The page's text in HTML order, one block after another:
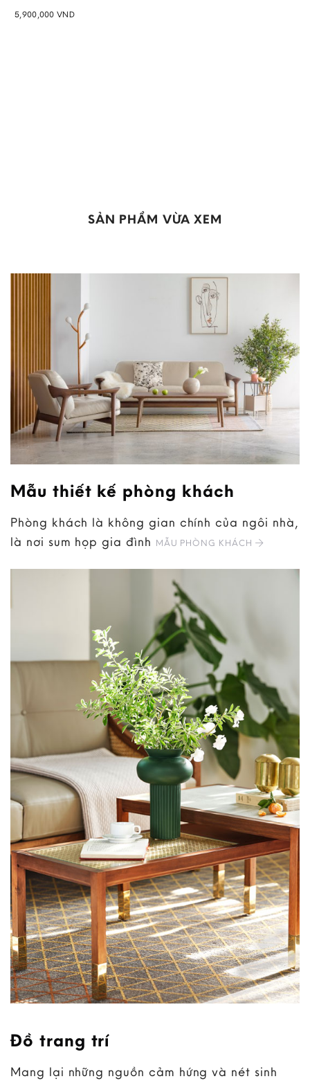
5,900,000 VND
SẢN PHẨM VỪA XEM
Mẫu thiết kế phòng khách
Phòng khách là không gian chính của ngôi nhà,
là nơi sum họp gia đình MẪU PHÒNG KHÁCH
Đồ trang trí
Mang lại những nguồn cảm hứng và nét sinh